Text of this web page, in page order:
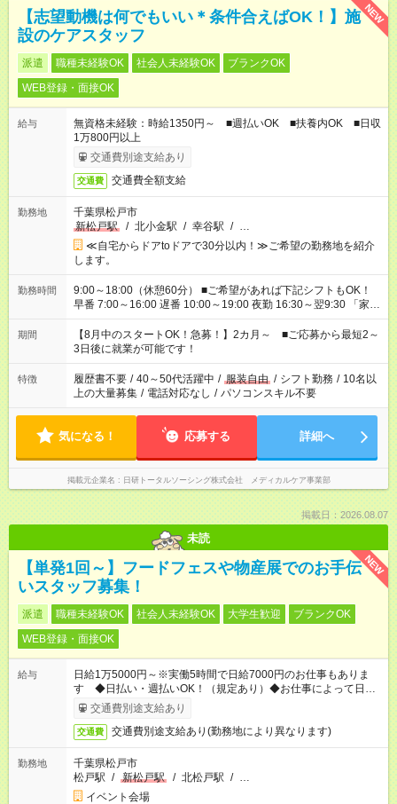
NEW
【志望動機は何でもいい＊条件合えばOK！】施
設のケアスタッフ
派遣 職種未経験OK 社会人未経験OK
ブランクOK
WEB登録・面接OK
給与
無資格未経験：時給1350円～ ■週払いOK ■扶養内OK ■日収
1万800円以上
交通費別途支給あり
交通費 交通費全額支給
勤務地
千葉県松戸市
新松戸駅
/ 北小金駅 / 幸谷駅 / …
≪自宅からドアtoドアで30分以内！≫ご希望の勤務地を紹介
します。
勤務時間
9:00～18:00（休憩60分） ■ご希望があれば下記シフトもOK！
早番 7:00～16:00 遅番 10:00～19:00 夜勤 16:30～翌9:30 「家族
と休みを合わせたい」 「余裕を持って夕飯の準備がしたい」
「できれば残業はしたくない」 など、ご希望を教えてください
ね。 ※Wワーク希望の方へ 今ご覧のお仕事で希望する勤務時間
と、もう1つのお仕事の勤務時間。 合計で週40時間を超える場
合は応募できません。
期間
【8月中のスタートOK！急募！】2カ月～ ■ご応募から最短2～
3日後に就業が可能です！
特徴 履歴書不要 / 40～50代活躍中 / 服装自由 / シフト勤務 / 10名以
上の大量募集 / 電話対応なし / パソコンスキル不要
気になる！ 応募する 詳細へ
掲載元企業名 日研トータルソーシング株式会社 メディカルケア事業部
掲載日：2026.08.07
未読
NEW
【単発1回～】フードフェスや物産展でのお手伝
いスタッフ募集！
派遣 職種未経験OK 社会人未経験OK 大学生歓迎
ブランクOK
WEB登録・面接OK
給与
日給1万5000円～※実働5時間で日給7000円のお仕事もありま
す ◆日払い・週払いOK！（規定あり）◆お仕事によって日給も
異なります
交通費別途支給あり
交通費 交通費別途支給あり(勤務地により異なります)
勤務地
千葉県松戸市
松戸駅 / 新松戸駅 / 北松戸駅 / …
イベント会場